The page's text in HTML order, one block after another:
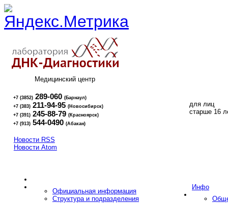
Медицинский центр
+7 (3852) 289-060 (Барнаул)
+7 (383) 211-94-95 (Новосибирск)
+7 (391) 245-88-79 (Красноярск)
+7 (913) 544-0490 (Абакан)
для лиц
старше 16
Новости RSS
Новости Atom
Инфо
Официальная информация
Структура и подразделения